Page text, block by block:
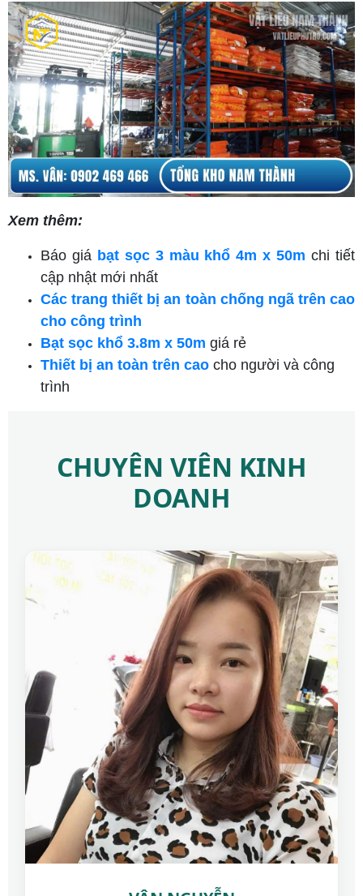
Xem thêm:
Báo giá bạt sọc 3 màu khổ 4m x 50m chi tiết
cập nhật mới nhất
Các trang thiết bị an toàn chống ngã trên cao
cho công trình
Bạt sọc khổ 3.8m x 50m giá rẻ
Thiết bị an toàn trên cao cho người và công
trình
CHUYÊN VIÊN KINH
DOANH